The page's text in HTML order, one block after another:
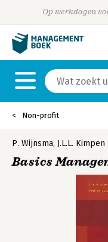
Op werkdagen
Non-profit
P. Wijnsma, J.L.L. Kimpen
Basics